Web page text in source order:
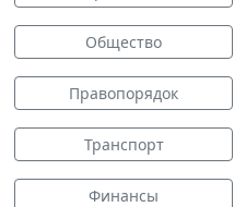
Общество
Правопорядок
Транспорт
Финансы